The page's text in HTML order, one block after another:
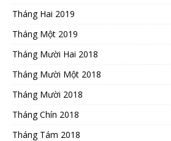
Tháng Hai 2019
Tháng Một 2019
Tháng Mười Hai 2018
Tháng Mười Một 2018
Tháng Mười 2018
Tháng Chín 2018
Tháng Tám 2018